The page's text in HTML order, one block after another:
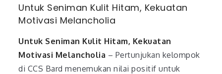
Untuk Seniman Kulit Hitam, Kekuatan
Motivasi Melancholia
Untuk Seniman Kulit Hitam, Kekuatan
Motivasi Melancholia – Pertunjukan kelompok
di CCS Bard menemukan nilai positif untuk